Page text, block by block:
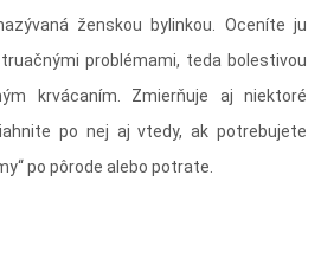
ženskou bylinkou. Oceníte ju
problémami, teda bolestivou
krvácaním. Zmierňuje aj niektoré
po nej aj vtedy, ak potrebujete
po pôrode alebo potrate.